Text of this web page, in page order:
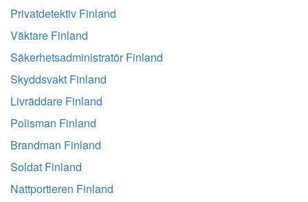
Privatdetektiv Finland
Väktare Finland
Säkerhetsadministratör Finland
Skyddsvakt Finland
Livräddare Finland
Polisman Finland
Brandman Finland
Soldat Finland
Nattportieren Finland